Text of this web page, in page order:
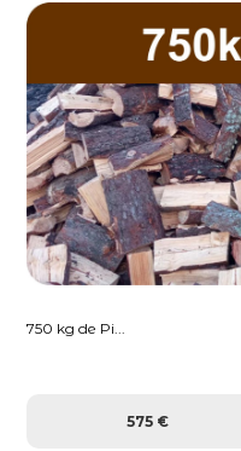
750 kg de Pi...
575 €